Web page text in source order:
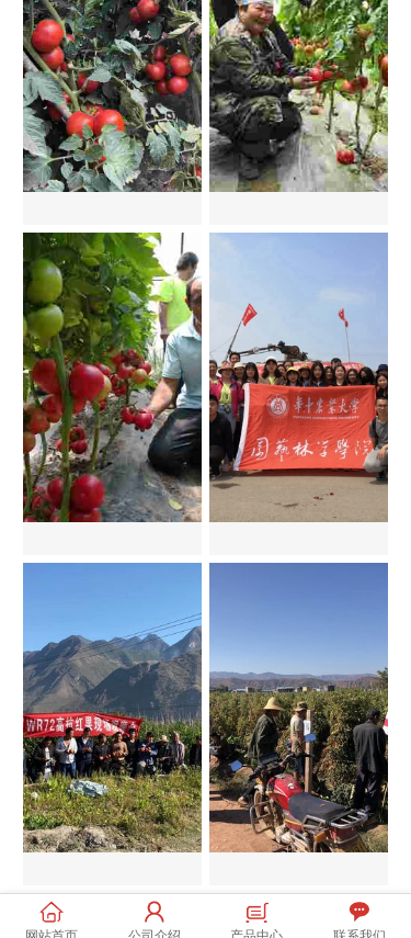
湖北长阳晚朝阳观摩会 吉林扶余利诺观摩会
内蒙赤峰利诺观摩会 山东寿光观摩会
云南保山WR72观摩会 云南元谋楚粉8S83观摩会